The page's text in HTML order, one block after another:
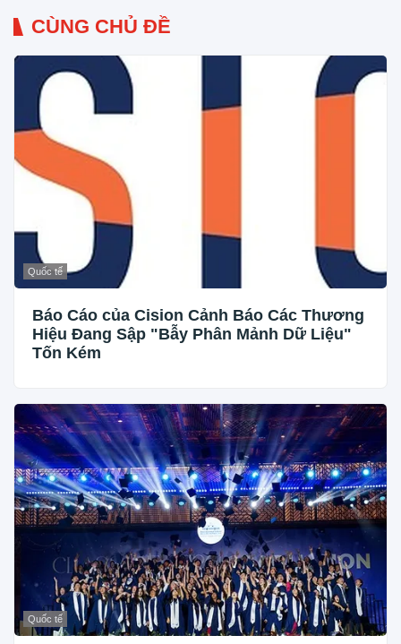
CÙNG CHỦ ĐỀ
Quốc tế
Báo Cáo của Cision Cảnh Báo Các Thương
Hiệu Đang Sập "Bẫy Phân Mảnh Dữ Liệu"
Tốn Kém
Quốc tế